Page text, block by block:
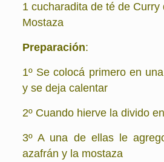
1 cucharadita de té de Curry
Mostaza
Preparación:
1º Se colocá primero en
y se deja calentar
2º Cuando hierve la divido
3º A una de ellas le
azafrán y la mostaza